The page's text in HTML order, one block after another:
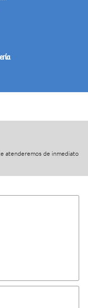
atenderemos de inmediato